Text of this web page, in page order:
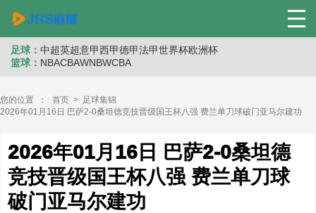
足球： 中超英超意甲西甲德甲法甲世界杯欧洲杯
篮球： NBACBAWNBWCBA
您的位置 ： 首页 > 足球集锦
2026年01月16日 巴萨2-0桑坦德竞技晋级国王杯八强 费兰单刀球破门亚马尔建功
2026年01月16日 巴萨2-0桑坦德
竞技晋级国王杯八强 费兰单刀球
破门亚马尔建功